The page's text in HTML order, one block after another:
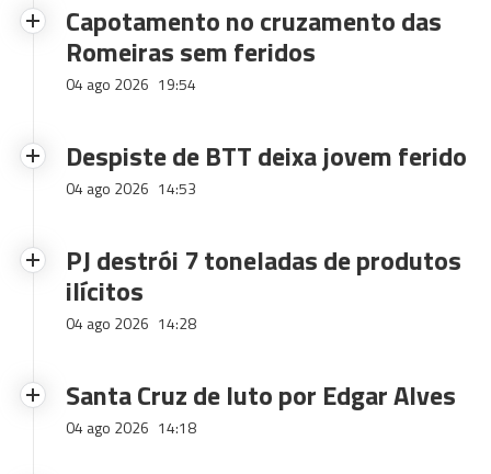
Capotamento no cruzamento das
Romeiras sem feridos
04 ago 2026 19:54
Despiste de BTT deixa jovem ferido
04 ago 2026 14:53
PJ destrói 7 toneladas de produtos
ilícitos
04 ago 2026 14:28
Santa Cruz de luto por Edgar Alves
04 ago 2026 14:18